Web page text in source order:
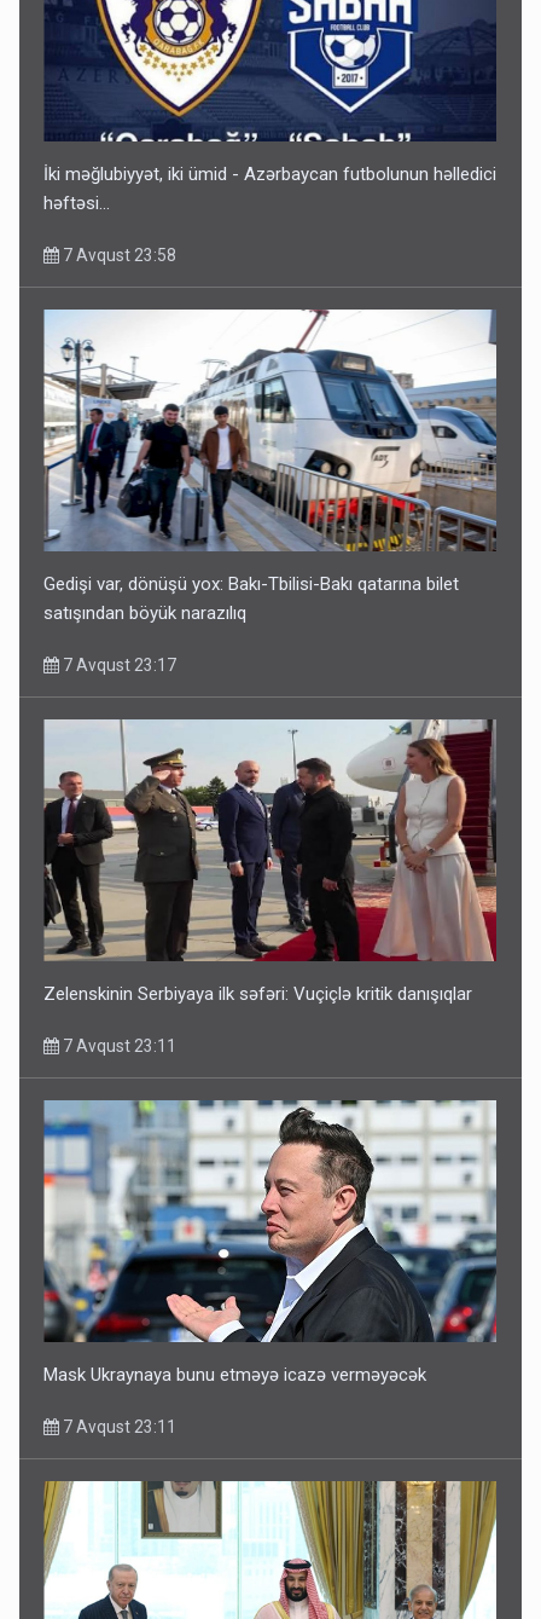
Gedişi var, dönüşü yox: Bakı-Tbilisi-Bakı qatarına bilet
satışından böyük narazılıq
Geri çağırılan səfir Abel Məhərrəmovun oğludur - DOSYE
7 Avqust 14:07
Media və Yayım Şurasına əlavə hüquq və vəzifələr verilib
7 Avqust 13:24
İki məğlubiyyət, iki ümid - Azərbaycan futbolunun həlledici
həftəsi...
7 Avqust 23:58
Gedişi var, dönüşü yox: Bakı-Tbilisi-Bakı qatarına bilet
satışından böyük narazılıq
7 Avqust 23:17
Zelenskinin Serbiyaya ilk səfəri: Vuçiçlə kritik danışıqlar
7 Avqust 23:11
Mask Ukraynaya bunu etməyə icazə verməyəcək
7 Avqust 23:11